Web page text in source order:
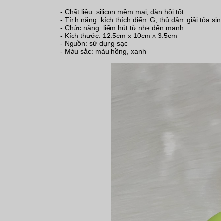
- Chất liệu: silicon mềm mại, đàn hồi tốt
- Tính năng: kích thích điểm G, thủ dâm giải tỏa
- Chức năng: liếm hút từ nhẹ đến mạnh
- Kích thước: 12.5cm x 10cm x 3.5cm
- Nguồn: sử dụng sạc
- Màu sắc: màu hồng, xanh